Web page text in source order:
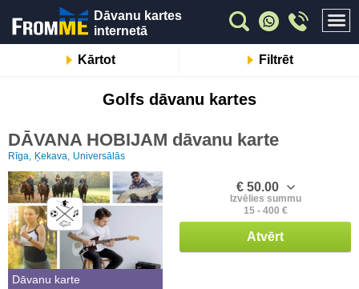
Dāvanu kartes
internetā
Kārtot Filtrēt
Golfs dāvanu kartes
DĀVANA HOBIJAM dāvanu karte
Rīga, Ķekava, Universālās
Dāvanu karte
€ 50.00
Izvēlies summu
15 - 400 €
Atvērt